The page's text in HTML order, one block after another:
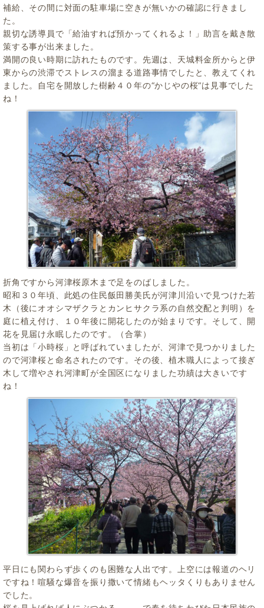
補給、その間に対面の駐車場に空きが無いかの確認に行きまし
た。
親切な誘導員で「給油すれば預かってくれるよ！」助言を戴き散
策する事が出来ました。
満開の良い時期に訪れたものです。先週は、天城料金所からと伊
東からの渋滞でストレスの溜まる道路事情でしたと、教えてくれ
ました。自宅を開放した樹齢４０年の“かじやの桜“は見事でした
ね！
折角ですから河津桜原木まで足をのばしました。
昭和３０年頃、此処の住民飯田勝美氏が河津川沿いで見つけた若
木（後にオオシマザクラとカンヒサクラ系の自然交配と判明）を
庭に植え付け、１０年後に開花したのが始まりです。そして、開
花を見届け永眠したのです。（合掌）
当初は「小時桜」と呼ばれていましたが、河津で見つかりました
ので河津桜と命名されたのです。その後、植木職人によって接ぎ
木して増やされ河津町が全国区になりました功績は大きいです
ね！
平日にも関わらず歩くのも困難な人出です。上空には報道のヘリ
ですね！喧騒な爆音を振り撒いて情緒もヘッタくりもありません
でした。